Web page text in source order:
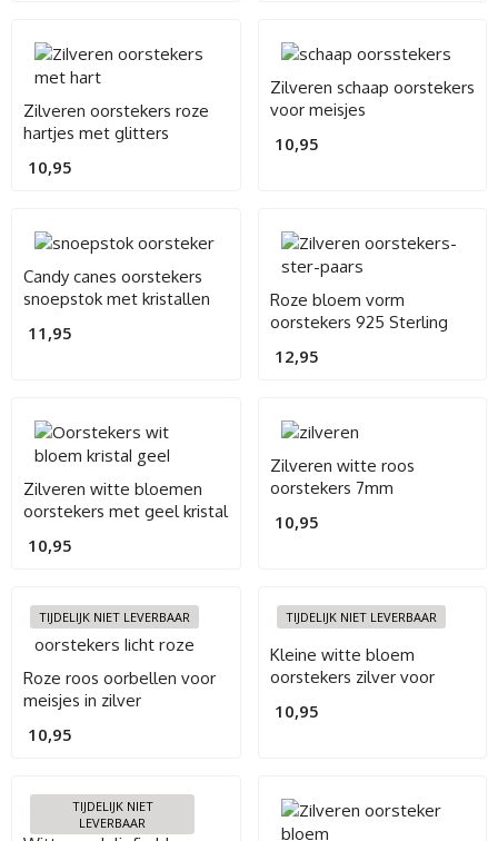
Zilveren oorstekers roze
hartjes met glitters
10,95
Zilveren schaap oorstekers
voor meisjes
10,95
Candy canes oorstekers
snoepstok met kristallen
11,95
Roze bloem vorm
oorstekers 925 Sterling
12,95
Zilveren witte bloemen
oorstekers met geel kristal
10,95
Zilveren witte roos
oorstekers 7mm
10,95
TIJDELIJK NIET LEVERBAAR
Roze roos oorbellen voor
meisjes in zilver
10,95
TIJDELIJK NIET LEVERBAAR
Kleine witte bloem
oorstekers zilver voor
10,95
TIJDELIJK NIET
LEVERBAAR